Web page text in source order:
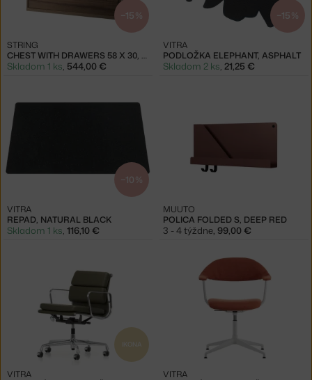
−15 %
CHEST WITH DRAWERS 58 X 30, WALNUT
STRING
Skladom 1 ks 544,00 €
−15 %
PODLOŽKA ELEPHANT, ASPHALT
VITRA
Skladom 2 ks 21,25 €
−10 %
REPAD, NATURAL BLACK
VITRA
Skladom 1 ks, 116,10 €
POLICA FOLDED S, DEEP RED
MUUTO
3 - 4 týždne, 99,00 €
IKONA
VITRA VITRA